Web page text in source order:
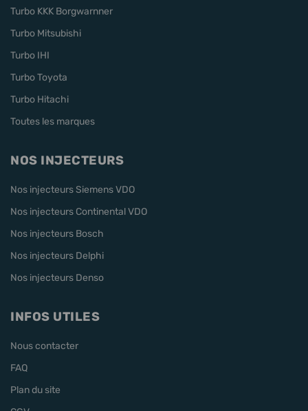
Turbo KKK Borgwarnner
Turbo Mitsubishi
Turbo IHI
Turbo Toyota
Turbo Hitachi
Toutes les marques
NOS INJECTEURS
Nos injecteurs Siemens VDO
Nos injecteurs Continental VDO
Nos injecteurs Bosch
Nos injecteurs Delphi
Nos injecteurs Denso
INFOS UTILES
Nous contacter
FAQ
Plan du site